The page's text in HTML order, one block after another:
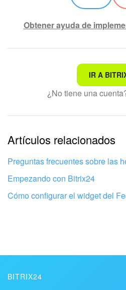
Obtener ayuda de
No es lo que estoy buscando
Texto complicado e
La información está
La explicación es demasiado
información
No me gusta cómo funciona
IR A
¿No tiene una
Artículos relacionados
Preguntas frecuentes sobre las
Empezando con Bitrix24
Cómo configurar el widget del
BITRIX24